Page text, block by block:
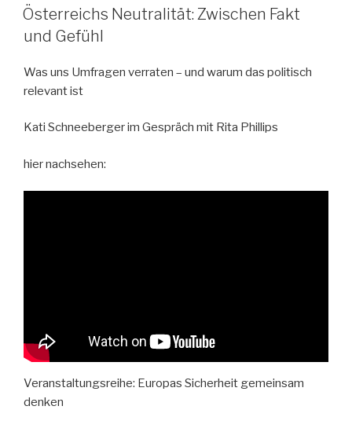
Neutralitätsdebatten
schiefgehen“
AM
Österreichs Neutralität: Zwischen Fakt
und Gefühl
Was uns Umfragen verraten – und warum das politisch
relevant ist
Kati Schneeberger im Gespräch mit Rita Phillips
hier nachsehen:
Veranstaltungsreihe: Europas Sicherheit gemeinsam
denken